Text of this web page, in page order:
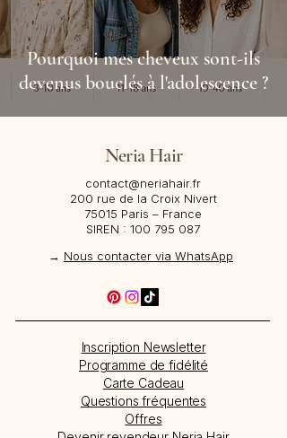
Pourquoi mes cheveux sont-ils
devenus bouclés à l'adolescence ?
Neria Hair
contact@neriahair.fr
200 rue de la Croix Nivert
75015 Paris – France​
SIREN : 100 795 087
→ Nous contacter via WhatsApp
Inscription Newsletter
Programme de fidélité
Carte Cadeau
Questions fréquentes
Offres